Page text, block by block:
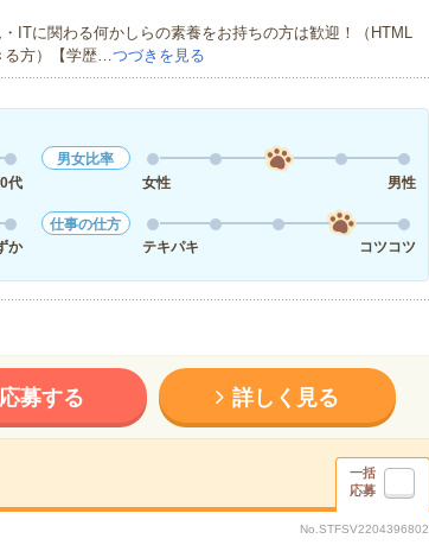
ITに関わる何かしらの素養をお持ちの方は歓迎！（HTML
る方）【学歴…つづきを見る
代
男女比率
女性
男性
か
仕事の仕方
テキパキ
コツコツ
応募する 詳しく見る
一括
応募
No.STFSV2204396802